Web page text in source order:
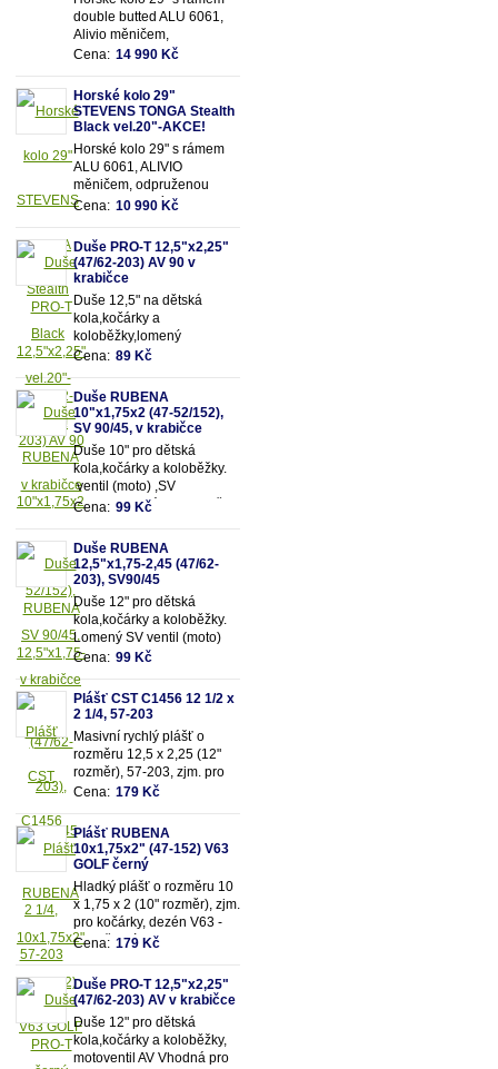
double butted ALU 6061,
Alivio měničem,
odpruženou olejovou vidlicí
a 18 převody
Cena: 14 990 Kč
Horské kolo 29"
STEVENS TONGA Stealth
Black vel.20"-AKCE!
Horské kolo 29" s rámem
ALU 6061, ALIVIO
měničem, odpruženou
olejovou vidlicí SUNTOUR
převody
Cena: 10 990 Kč
Duše PRO-T 12,5"x2,25"
(47/62-203) AV 90 v
krabičce
Duše 12,5" na dětská
kola,kočárky a
koloběžky,lomený
motoventil AV90 - pro
Vhodná pro rozměry pláště
12,5"x2,25" (resp.47/62-
203mm)
Cena: 89 Kč
Duše RUBENA
10"x1,75x2 (47-52/152),
SV 90/45, v krabičce
Duše 10" pro dětská
kola,kočárky a koloběžky.
ventil (moto) ,SV
90/90.Vhodná pro rozměry
52/152mm)
Cena: 99 Kč
Duše RUBENA
12,5"x1,75-2,45 (47/62-
203), SV90/45
Duše 12" pro dětská
kola,kočárky a koloběžky.
Lomený SV ventil (moto)
90/45. Vhodná pro rozměry
2,45 (resp. 47/62-203mm)
Cena: 99 Kč
Plášť CST C1456 12 1/2 x
2 1/4, 57-203
Masivní rychlý plášť o
rozměru 12,5 x 2,25 (12"
rozměr), 57-203, zjm. pro
kočárky popř. dětská kola
Cena: 179 Kč
Plášť RUBENA
10x1,75x2" (47-152) V63
GOLF černý
Hladký plášť o rozměru 10
x 1,75 x 2 (10" rozměr), zjm.
pro kočárky, dezén V63 -
Golf, černý.
Cena: 179 Kč
Duše PRO-T 12,5"x2,25"
(47/62-203) AV v krabičce
Duše 12" pro dětská
kola,kočárky a koloběžky,
motoventil AV Vhodná pro